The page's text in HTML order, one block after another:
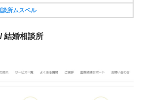
所ムスベル
結婚相談所